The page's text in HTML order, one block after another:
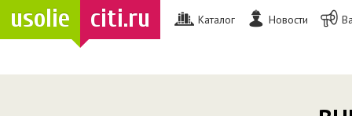
usolie citi.ru Каталог Новости